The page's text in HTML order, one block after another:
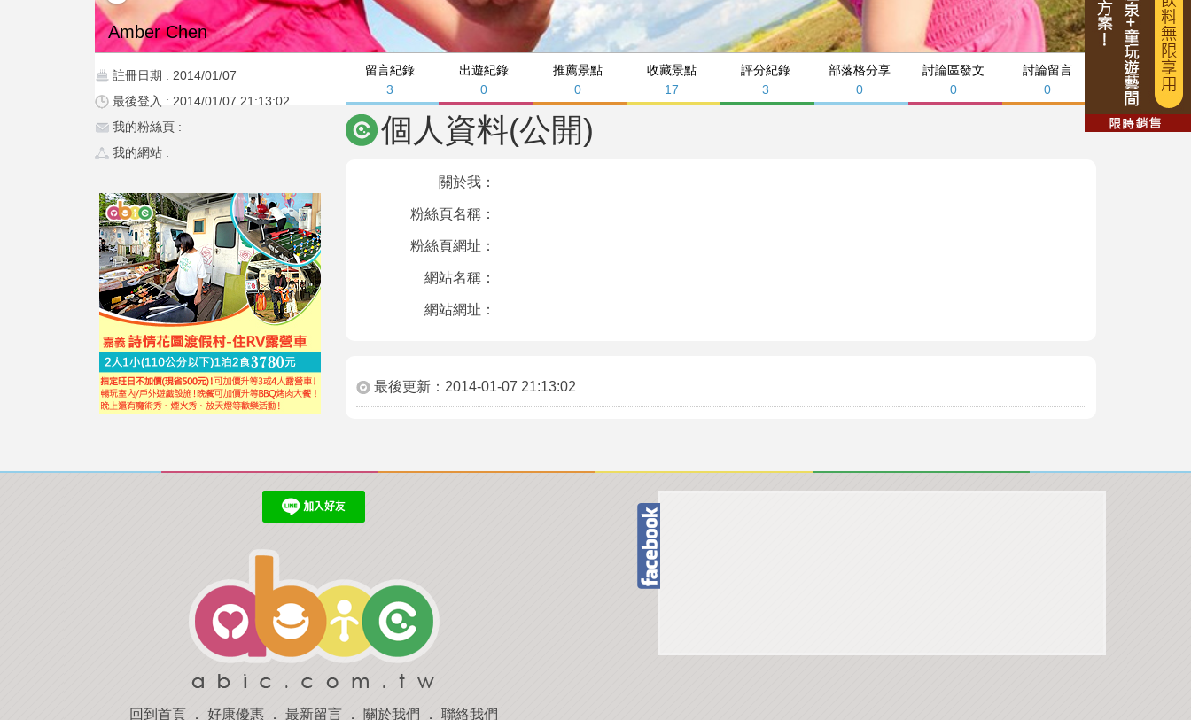
留言紀錄
3
出遊紀錄
0
推薦景點
0
收藏景點
17
評分紀錄
3
部落格分享
0
討論區發文
0
討論留言
0
Amber Chen
註冊日期 : 2014/01/07
最後登入 : 2014/01/07 21:13:02
我的粉絲頁 :
我的網站 :
個人資料(公開)
關於我：
粉絲頁名稱：
粉絲頁網址：
網站名稱：
網站網址：
最後更新： 2014-01-07 21:13:02
回到首頁 ． 好康優惠 ． 最新留言 ． 關於我們 ． 聯絡我們